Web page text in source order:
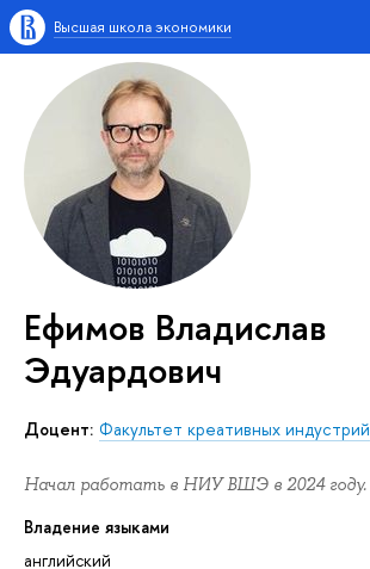
Высшая школа экономики
Ефимов Владислав
Эдуардович
Доцент: Факультет креативных индустрий
Начал работать в НИУ ВШЭ в 2024 году.
Владение языками
английский